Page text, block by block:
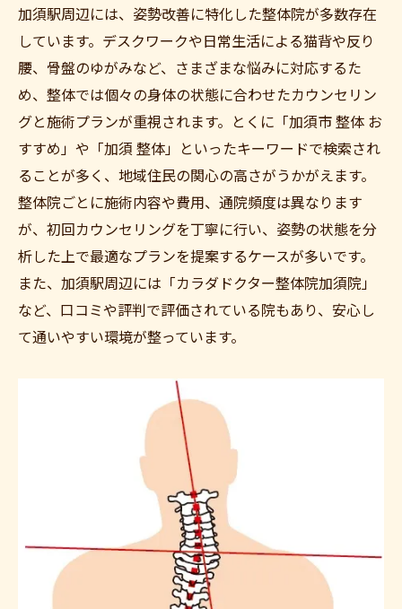
加須駅周辺には、姿勢改善に特化した整体院が多数存在
しています。デスクワークや日常生活による猫背や反り
腰、骨盤のゆがみなど、さまざまな悩みに対応するた
め、整体では個々の身体の状態に合わせたカウンセリン
グと施術プランが重視されます。とくに「加須市 整体 お
すすめ」や「加須 整体」といったキーワードで検索され
ることが多く、地域住民の関心の高さがうかがえます。
整体院ごとに施術内容や費用、通院頻度は異なります
が、初回カウンセリングを丁寧に行い、姿勢の状態を分
析した上で最適なプランを提案するケースが多いです。
また、加須駅周辺には「カラダドクター整体院加須院」
など、口コミや評判で評価されている院もあり、安心し
て通いやすい環境が整っています。